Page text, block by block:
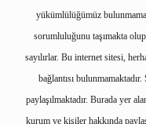
yükümlülüğümüz
sorumluluğunu taşımakta
sayılırlar. Bu internet sitesi,
bağlantısı
paylaşılmaktadır. Burada yer
kurum ve kişiler hakkında